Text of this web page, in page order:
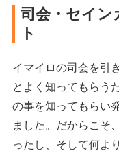
司会・セイン
ト
イマイロの司会を引
とよく知ってもらう
の事を知ってもらい
ました。だからこそ
ったし、そして何よ